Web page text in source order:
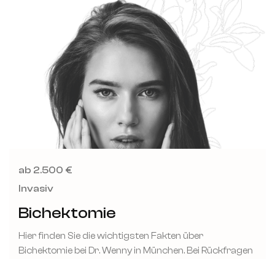
ab 2.500 €
Invasiv
Bichektomie
Hier finden Sie die wichtigsten Fakten über
Bichektomie bei Dr. Wenny in München. Bei Rückfragen